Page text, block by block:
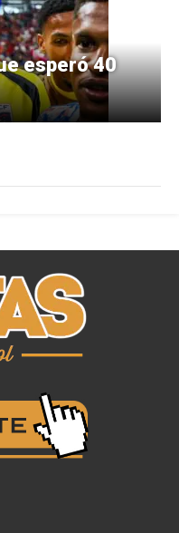
esperó 40